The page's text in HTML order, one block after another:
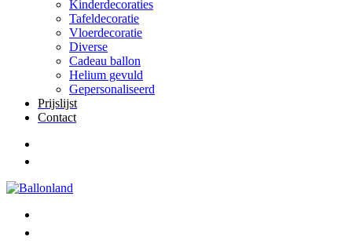
Kinderdecoraties
Tafeldecoratie
Vloerdecoratie
Diverse
Cadeau ballon
Helium gevuld
Gepersonaliseerd
Prijslijst
Contact